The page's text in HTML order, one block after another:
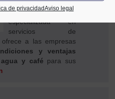
de privacidadAviso legal
Empresa
especializada en
servicios de
a las empresas
y ventajas
y café para sus